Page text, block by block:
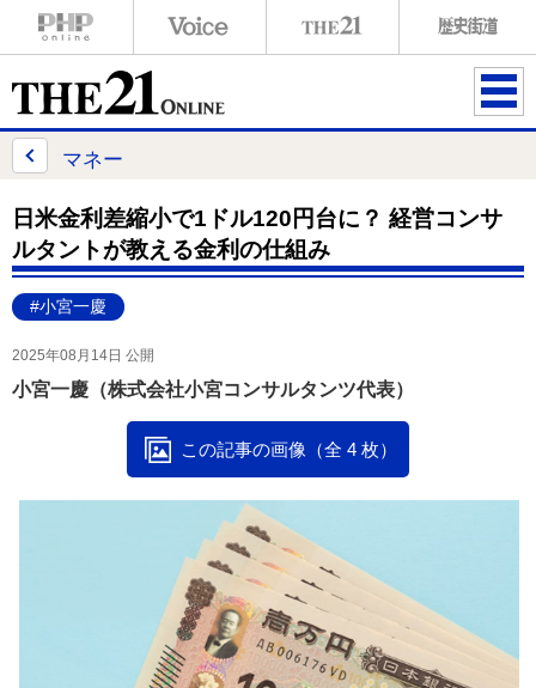
ME
マネー
日米金利差縮小で1ドル120円台に？ 経営コンサ
ルタントが教える金利の仕組み
#小宮一慶
2025年08月14日 公開
小宮一慶（株式会社小宮コンサルタンツ代表）
この記事の画像（全 4 枚）